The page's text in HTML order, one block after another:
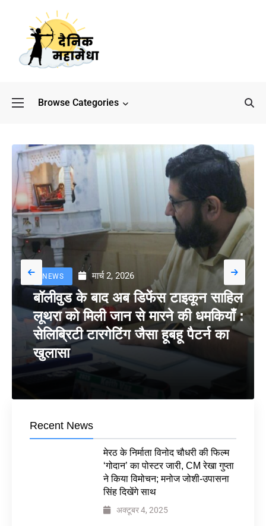
Browse Categories
NEWS मार्च 2, 2026
बॉलीवुड के बाद अब डिफेंस टाइकून साहिल
लूथरा को मिली जान से मारने की धमकियाँ :
सेलिब्रिटी टारगेटिंग जैसा हूबहू पैटर्न का
खुलासा
Recent News
मेरठ के निर्माता विनोद चौधरी की फिल्म
‘गोदान’ का पोस्टर जारी, CM रेखा गुप्ता
ने किया विमोचन; मनोज जोशी-उपासना
सिंह दिखेंगे साथ
अक्टूबर 4, 2025